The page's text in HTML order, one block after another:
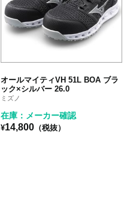
オールマイティVH 51L BOA ブラ
ック×シルバー 26.0
ミズノ
在庫：メーカー確認
¥14,800 （税抜）